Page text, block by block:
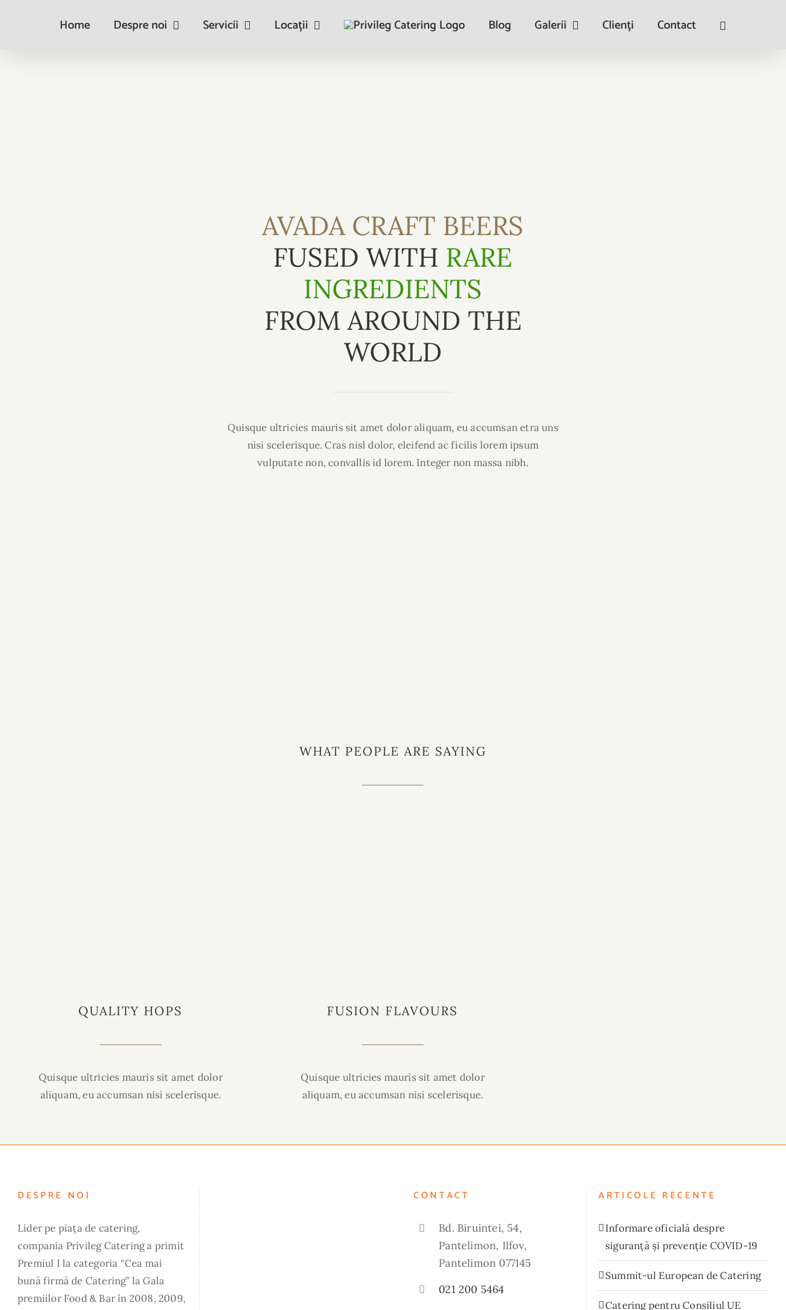
Home Despre noi Servicii Locații Blog Galerii Clienți Contact
AVADA CRAFT BEERS
FUSED WITH RARE
INGREDIENTS
FROM AROUND THE
WORLD
Quisque ultricies mauris sit amet dolor aliquam, eu accumsan etra uns
nisi scelerisque. Cras nisl dolor, eleifend ac ficilis lorem ipsum
vulputate non, convallis id lorem. Integer non massa nibh.
WHAT PEOPLE ARE SAYING
QUALITY HOPS
Quisque ultricies mauris sit amet dolor
aliquam, eu accumsan nisi scelerisque.
FUSION FLAVOURS
Quisque ultricies mauris sit amet dolor
aliquam, eu accumsan nisi scelerisque.
DESPRE NOI
Lider pe piața de catering,
compania Privileg Catering a primit
Premiul I la categoria “Cea mai
bună firmă de Catering” la Gala
premiilor Food & Bar în 2008, 2009,
CONTACT
Bd. Biruintei, 54,
Pantelimon, Ilfov,
Pantelimon 077145
021 200 5464
ARTICOLE RECENTE
Informare oficială despre
siguranță și prevenție COVID-19
Summit-ul European de Catering
Catering pentru Consiliul UE